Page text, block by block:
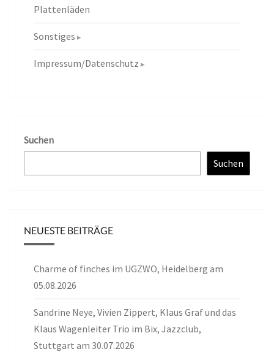
Plattenläden
Sonstiges
Impressum/Datenschutz
Suchen
Suchen
NEUESTE BEITRÄGE
Charme of finches im UGZWO, Heidelberg am
05.08.2026
Sandrine Neye, Vivien Zippert, Klaus Graf und das
Klaus Wagenleiter Trio im Bix, Jazzclub,
Stuttgart am 30.07.2026